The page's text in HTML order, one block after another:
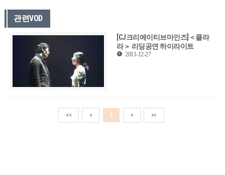
관련VOD
[CJ크리에이티브마인즈]＜클라
라＞ 리딩공연 하이라이트
2011-12-27
<< < 1 > >>